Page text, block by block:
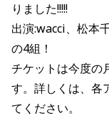
りました!!!!!
出演:wacci、松本
の4組！
チケットは今度の
す。 詳しくは、各
てください。